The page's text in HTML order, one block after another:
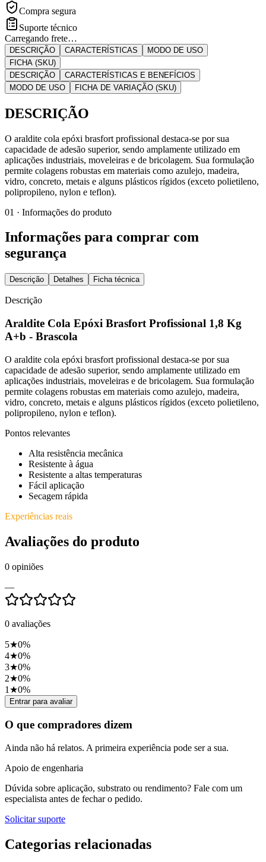
Compra segura
Suporte técnico
Carregando frete…
DESCRIÇÃO CARACTERÍSTICAS
MODO DE USO
FICHA (SKU)
DESCRIÇÃO
CARACTERÍSTICAS E BENEFÍCIOS
MODO DE USO
FICHA DE VARIAÇÃO (SKU)
DESCRIÇÃO
O araldite cola epóxi brasfort profissional destaca-se por sua
capacidade de adesão superior, sendo amplamente utilizado em
aplicações industriais, moveleiras e de bricolagem. Sua formulação
permite colagens robustas em materiais como azulejo, madeira,
vidro, concreto, metais e alguns plásticos rígidos (exceto polietileno,
polipropileno, nylon e teflon).
01 · Informações do produto
Informações para comprar com
segurança
Descrição Detalhes Ficha técnica
Descrição
Araldite Cola Epóxi Brasfort Profissional 1,8 Kg
A+b - Brascola
O araldite cola epóxi brasfort profissional destaca-se por sua
capacidade de adesão superior, sendo amplamente utilizado em
aplicações industriais, moveleiras e de bricolagem. Sua formulação
permite colagens robustas em materiais como azulejo, madeira,
vidro, concreto, metais e alguns plásticos rígidos (exceto polietileno,
polipropileno, nylon e teflon).
Pontos relevantes
Alta resistência mecânica
Resistente à água
Resistente a altas temperaturas
Fácil aplicação
Secagem rápida
Experiências reais
Avaliações do produto
0 opiniões
—
0 avaliações
5★0%
4★0%
3★0%
2★0%
1 ★0%
Entrar para avaliar
O que compradores dizem
Ainda não há relatos. A primeira experiência pode ser a sua.
Apoio de engenharia
Dúvida sobre aplicação, substrato ou rendimento? Fale com um
especialista antes de fechar o pedido.
Solicitar suporte
Categorias relacionadas